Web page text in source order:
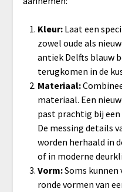
Kleur:Laat een
zowel oude als
antiek Delfts blauw
terugkomen in de
Materiaal:
materiaal. Een
past prachtig bij
De messing details
worden herhaald in
of in moderne
Vorm:Soms kunnen
ronde vormen van